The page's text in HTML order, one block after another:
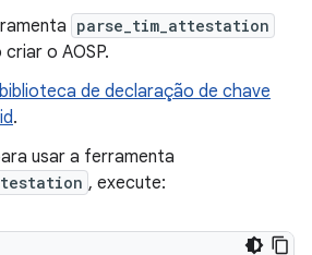
parse_tim_attestation
o AOSP.
biblioteca de declaração de chave
.
usar a ferramenta
, execute: